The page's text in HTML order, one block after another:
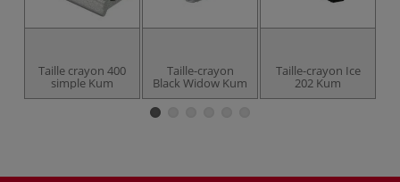
Taille crayon 400
simple Kum
Taille-crayon
Black Widow Kum
Taille-crayon Ice
202 Kum